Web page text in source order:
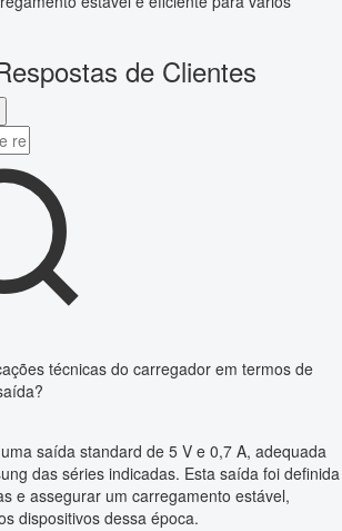
de Clientes
técnicas do carregador em termos de
saída standard de 5 V e 0,7 A, adequada
das séries indicadas. Esta saída foi definida
e assegurar um carregamento estável,
dispositivos dessa época.